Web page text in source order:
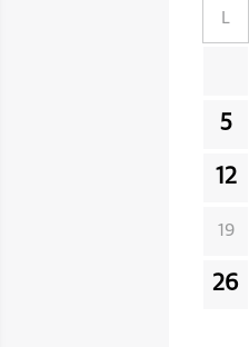
L
5
12
19
26